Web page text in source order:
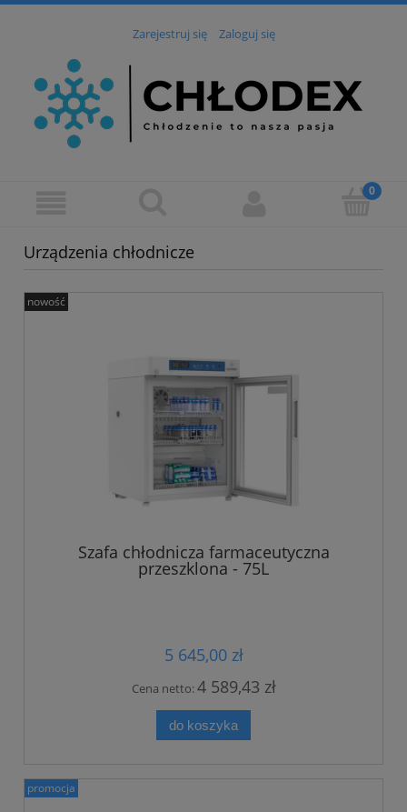
Zarejestruj się Zaloguj się
Urządzenia chłodnicze
Szafa chłodnicza farmaceutyczna
przeszklona - 75L
5 645,00 zł
Cena netto:4 589,43 zł
do koszyka
nowość
promocja